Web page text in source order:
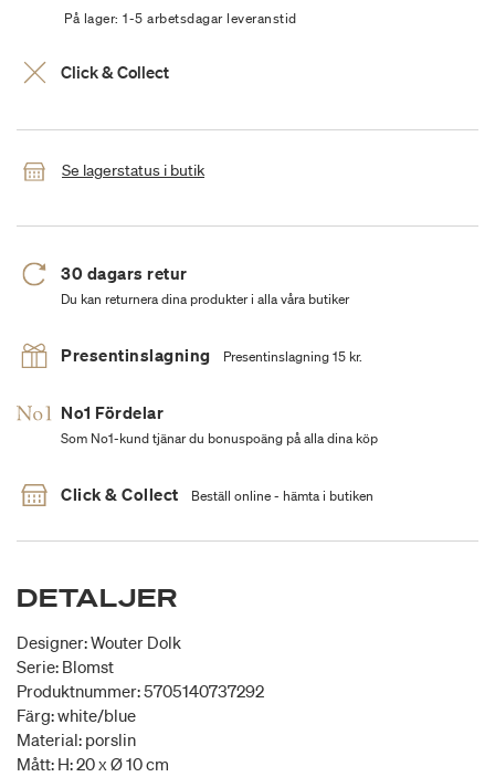
På lager: 1-5 arbetsdagar leveranstid
Click & Collect
Se lagerstatus i butik
30 dagars retur
Du kan returnera dina produkter i alla våra butiker
Presentinslagning Presentinslagning 15 kr.
No1 Fördelar
Som No1-kund tjänar du bonuspoäng på alla dina köp
Click & Collect Beställ online - hämta i butiken
DETALJER
Designer: Wouter Dolk
Serie: Blomst
Produktnummer: 5705140737292
Färg: white/blue
Material: porslin
Mått: H: 20 x Ø 10 cm